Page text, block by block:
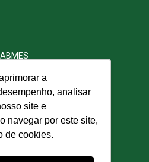
a
analisar
site e
navegar por este site,
de cookies.